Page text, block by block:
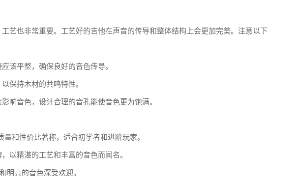
艺也非常重要。工艺好的吉他在声音的传导和整体结构上会更加完美。注意以下
该平整，确保良好的音色传导。
保持木材的共鸣特性。
响音色，设计合理的音孔能使音色更为饱满。
量和性价比著称，适合初学者和进阶玩家。
以精湛的工艺和丰富的音色而闻名。
明亮的音色深受欢迎。